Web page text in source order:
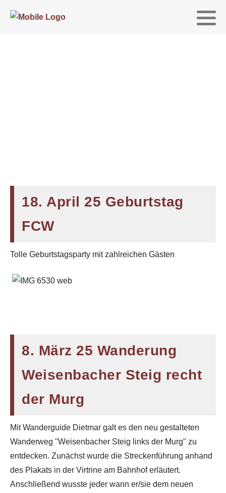
18. April 25 Geburtstag
FCW
Tolle Geburtstagsparty mit zahlreichen Gästen
8. März 25 Wanderung
Weisenbacher Steig recht
der Murg
Mit Wanderguide Dietmar galt es den neu gestalteten
Wanderweg "Weisenbacher Steig links der Murg" zu
entdecken. Zunächst wurde die Streckenführung anhand
des Plakats in der Virtrine am Bahnhof erläutert.
Anschließend wusste jeder wann er/sie dem neuen